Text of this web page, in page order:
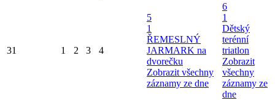
31 1 2 3 4
5
1
ŘEMESLNÝ
JARMARK na
dvorečku
Zobrazit všechny
záznamy ze dne
6
1
Dětský
terénní
triatlon
Zobrazit
všechny
záznamy ze
dne